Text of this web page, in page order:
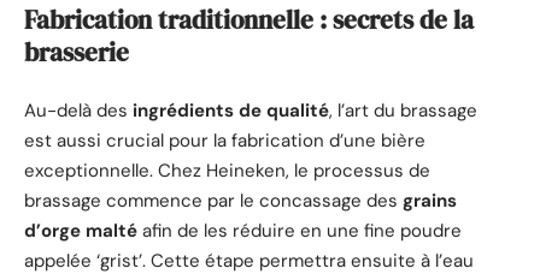
Fabrication traditionnelle : secrets de la
brasserie
Au-delà des ingrédients de qualité, l’art du brassage
est aussi crucial pour la fabrication d’une bière
exceptionnelle. Chez Heineken, le processus de
brassage commence par le concassage des grains
d’orge malté afin de les réduire en une fine poudre
appelée ‘grist’. Cette étape permettra ensuite à l’eau